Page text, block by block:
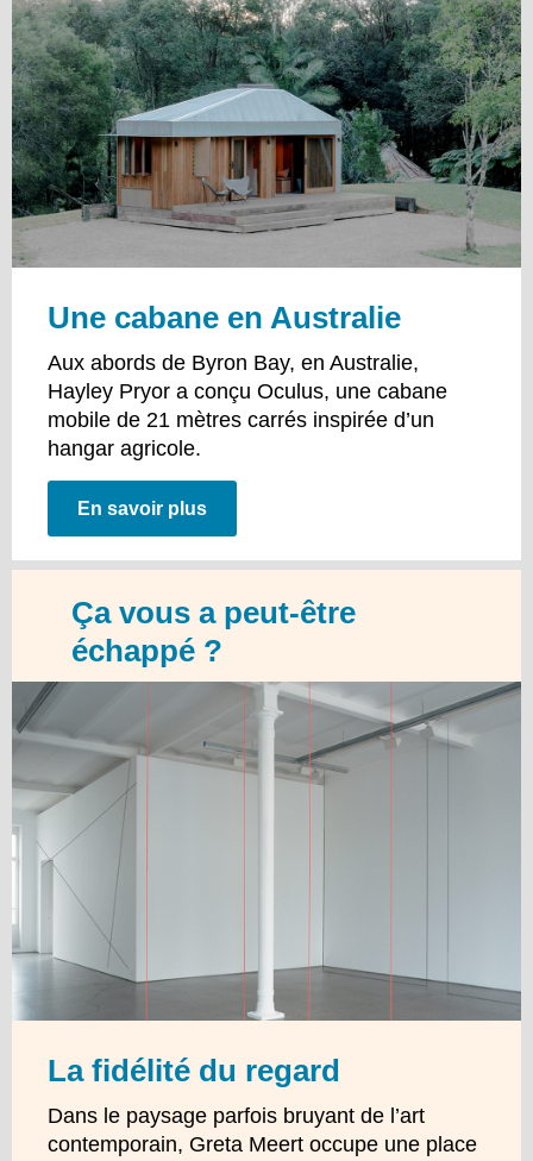
Une cabane en Australie
Aux abords de Byron Bay, en Australie,
Hayley Pryor a conçu Oculus, une cabane
mobile de 21 mètres carrés inspirée d’un
hangar agricole.
En savoir plus
Ça vous a peut-être
échappé ?
La fidélité du regard
Dans le paysage parfois bruyant de l’art
contemporain, Greta Meert occupe une place